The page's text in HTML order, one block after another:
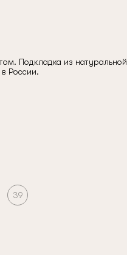
Подкладка из натуральной
России.
39